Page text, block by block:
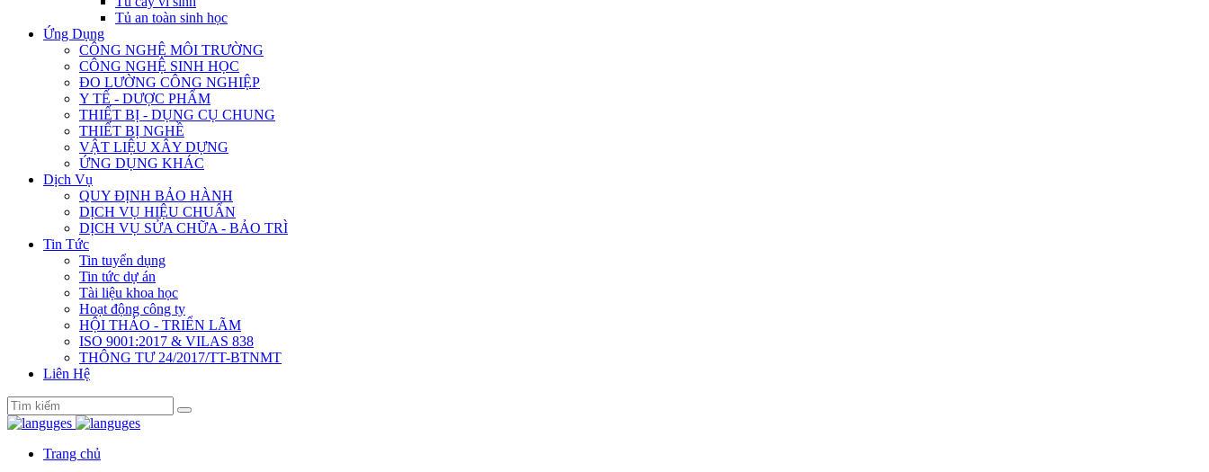
Tủ an toàn sinh học
Ứng Dụng
CÔNG NGHỆ MÔI TRƯỜNG
CÔNG NGHỆ SINH HỌC
ĐO LƯỜNG CÔNG NGHIỆP
Y TẾ - DƯỢC PHẨM
THIẾT BỊ - DỤNG CỤ CHUNG
THIẾT BỊ NGHỀ
VẬT LIỆU XÂY DỰNG
ỨNG DỤNG KHÁC
Dịch Vụ
QUY ĐỊNH BẢO HÀNH
DỊCH VỤ HIỆU CHUẨN
DỊCH VỤ SỬA CHỮA - BẢO TRÌ
Tin Tức
Tin tuyển dụng
Tin tức dự án
Tài liệu khoa học
Hoạt động công ty
HỘI THẢO - TRIỂN LÃM
ISO 9001:2017 & VILAS 838
THÔNG TƯ 24/2017/TT-BTNMT
Liên Hệ
Trang chủ